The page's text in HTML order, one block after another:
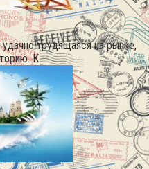
трудящаяся на рынке,
К